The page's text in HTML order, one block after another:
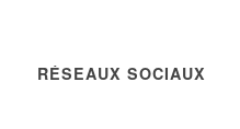
RÉSEAUX SOCIAUX